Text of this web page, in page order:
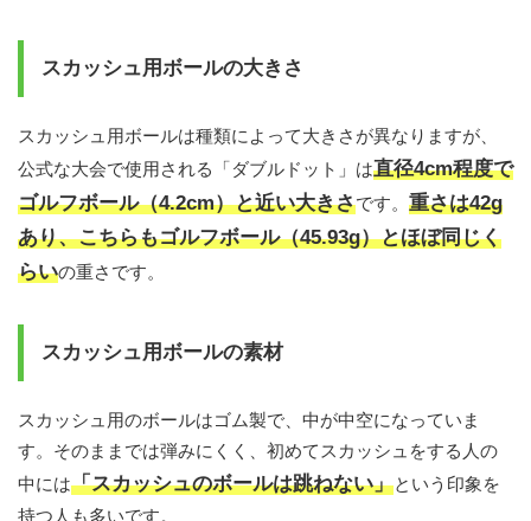
スカッシュ用ボールの大きさ
スカッシュ用ボールは種類によって大きさが異なりますが、
公式な大会で使用される「ダブルドット」は直径4cm程度で
ゴルフボール（4.2cm）と近い大きさです。 重さは42g
あり、こちらもゴルフボール（45.93g）とほぼ同じく
らいの重さです。
スカッシュ用ボールの素材
スカッシュ用のボールはゴム製で、中が中空になっていま
す。そのままでは弾みにくく、初めてスカッシュをする人の
中には「スカッシュのボールは跳ねない」という印象を
持つ人も多いです。